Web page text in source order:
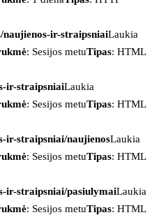
naujienos-ir-straipsniaiLaukia
: Sesijos metuTipas: HTML
ir-straipsniaiLaukia
: Sesijos metuTipas: HTML
ir-straipsniai/naujienosLaukia
: Sesijos metuTipas: HTML
ir-straipsniai/pasiulymaiLaukia
: Sesijos metuTipas: HTML